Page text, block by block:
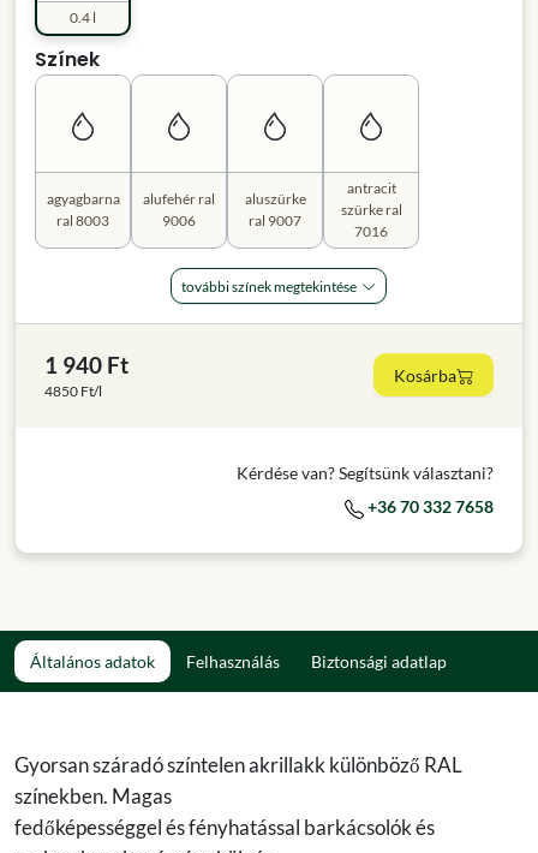
0.4 l
Színek
agyagbarna
ral 8003
alufehér ral
9006
aluszürke
ral 9007
antracit
szürke ral
7016
további színek megtekintése
1 940 Ft
4850 Ft/l
Kosárba
Kérdése van? Segítsünk választani?
+36 70 332 7658
Általános adatok Felhasználás Biztonsági adatlap
Gyorsan száradó színtelen akrillakk különböző RAL
színekben. Magas
fedőképességgel és fényhatással barkácsolók és